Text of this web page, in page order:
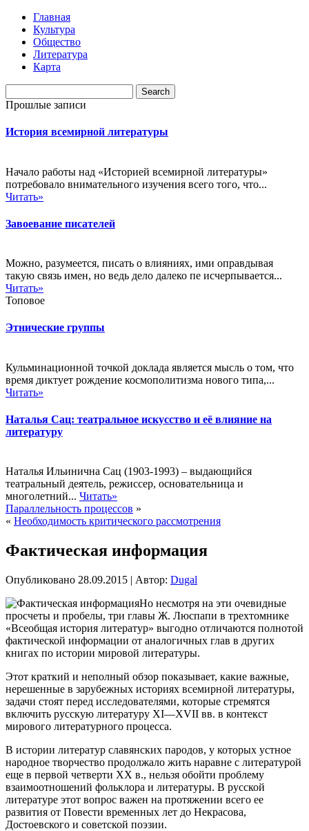
Главная
Культура
Общество
Литература
Карта
Прошлые записи
История всемирной литературы
Начало работы над «Историей всемирной литературы»
потребовало внимательного изучения всего того, что...
Читать»
Завоевание писателей
Можно, разумеется, писать о влияниях, ими оправдывая
такую связь имен, но ведь дело далеко пе исчерпывается...
Читать»
Топовое
Этнические группы
Кульминационной точкой доклада является мысль о том, что
время диктует рождение космополитизма нового типа,...
Читать»
Наталья Сац: театральное искусство и её влияние на
литературу
Наталья Ильинична Сац (1903-1993) – выдающийся
театральный деятель, режиссер, основательница и
многолетний... Читать»
Параллельность процессов »
« Необходимость критического рассмотрения
Фактическая информация
Опубликовано 28.09.2015 | Автор: Dugal
Но несмотря на эти очевидные
просчеты и пробелы, три главы Ж. Люспапи в трехтомнике
«Всеобщая история литератур» выгодно отличаются полнотой
фактической информации от аналогичных глав в других
книгах по истории мировой литературы.
Этот краткий и неполный обзор показывает, какие важные,
нерешенные в зарубежных историях всемирной литературы,
задачи стоят перед исследователями, которые стремятся
включить русскую литературу XI—XVII вв. в контекст
мирового литературного процесса.
В истории литератур славянских пародов, у которых устное
народное творчество продолжало жить наравне с литературой
еще в первой четверти XX в., нельзя обойти проблему
взаимоотношений фольклора и литературы. В русской
литературе этот вопрос важен на протяжении всего ее
развития от Повести временных лет до Некрасова,
Достоевского и советской поэзии.